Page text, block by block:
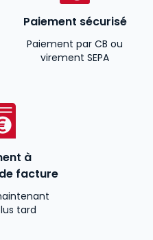
Paiement sécurisé
Paiement par CB ou
virement SEPA
à
facture
tard